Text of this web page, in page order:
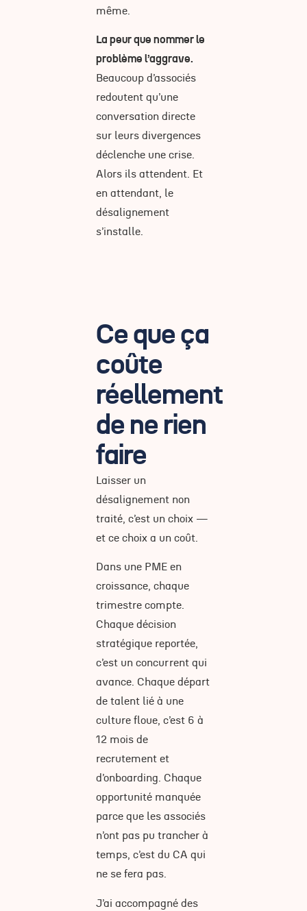
même.
La peur que nommer le
problème l’aggrave.
Beaucoup d’associés
redoutent qu’une
conversation directe
sur leurs divergences
déclenche une crise.
Alors ils attendent. Et
en attendant, le
désalignement
s’installe.
Ce que ça
coûte
réellement
de ne rien
faire
Laisser un
désalignement non
traité, c’est un choix —
et ce choix a un coût.
Dans une PME en
croissance, chaque
trimestre compte.
Chaque décision
stratégique reportée,
c’est un concurrent qui
avance. Chaque départ
de talent lié à une
culture floue, c’est 6 à
12 mois de
recrutement et
d’onboarding. Chaque
opportunité manquée
parce que les associés
n’ont pas pu trancher à
temps, c’est du CA qui
ne se fera pas.
J’ai accompagné des